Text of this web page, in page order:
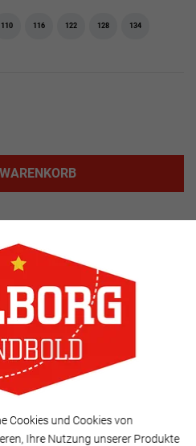
110 116 122 128 134
Cookies und Cookies von
Ihre Nutzung unserer Produkte